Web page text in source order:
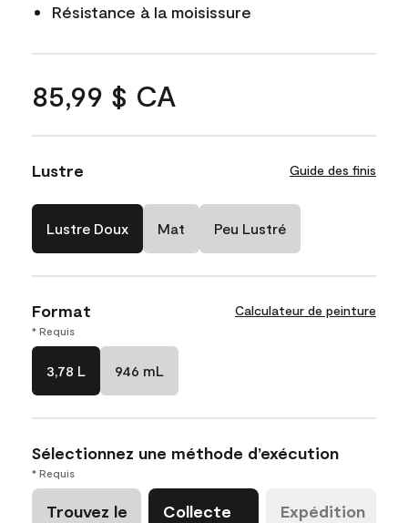
Résistance à la moisissure
85,99 $ CA
Lustre Guide des finis
Lustre Doux Mat Peu Lustré
Format Calculateur de peinture
* Requis
3,78 L 946 mL
Sélectionnez une méthode d’exécution
* Requis
Trouvez le
Collecte
Expédition